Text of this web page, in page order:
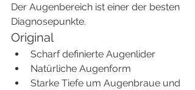
Der Augenbereich ist einer der besten
Diagnosepunkte.
Original
Scharf definierte Augenlider
Natürliche Augenform
Starke Tiefe um Augenbraue und